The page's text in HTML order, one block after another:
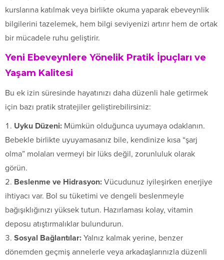
kurslarına katılmak veya birlikte okuma yaparak ebeveynlik
bilgilerini tazelemek, hem bilgi seviyenizi artırır hem de ortak
bir mücadele ruhu geliştirir.
Yeni Ebeveynlere Yönelik Pratik İpuçları ve
Yaşam Kalitesi
Bu ek izin süresinde hayatınızı daha düzenli hale getirmek
için bazı pratik stratejiler geliştirebilirsiniz:
Uyku Düzeni: Mümkün olduğunca uyumaya odaklanın.
Bebekle birlikte uyuyamasanız bile, kendinize kısa “şarj
olma” molaları vermeyi bir lüks değil, zorunluluk olarak
görün.
Beslenme ve Hidrasyon: Vücudunuz iyileşirken enerjiye
ihtiyacı var. Bol su tüketimi ve dengeli beslenmeyle
bağışıklığınızı yüksek tutun. Hazırlaması kolay, vitamin
deposu atıştırmalıklar bulundurun.
Sosyal Bağlantılar: Yalnız kalmak yerine, benzer
dönemden geçmiş annelerle veya arkadaşlarınızla düzenli